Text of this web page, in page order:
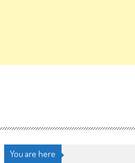
You are here